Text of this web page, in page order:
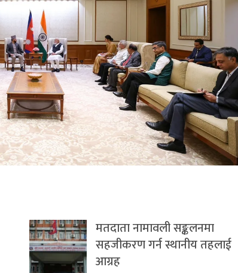
मतदाता नामावली सङ्कलनमा
सहजीकरण गर्न स्थानीय तहलाई
आग्रह